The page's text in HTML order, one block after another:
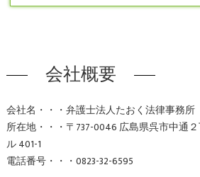
会社概要
会社名・・・弁護士法人たおく法律事務所
所在地・・・〒737-0046 広島県呉市中通
ル 401-1
電話番号・・・0823-32-6595